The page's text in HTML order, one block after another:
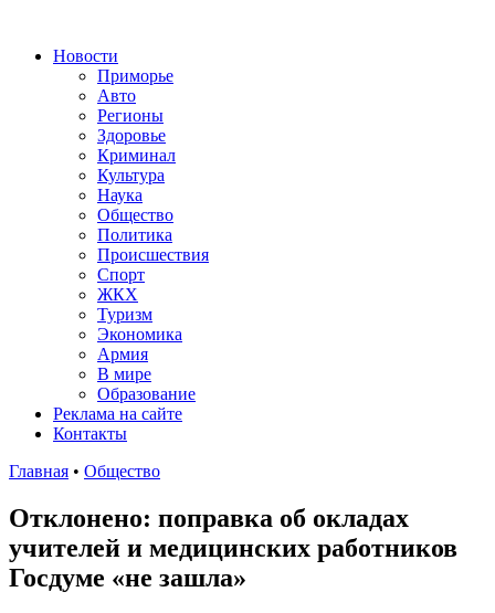
Новости
Приморье
Авто
Регионы
Здоровье
Криминал
Культура
Наука
Общество
Политика
Происшествия
Спорт
ЖКХ
Туризм
Экономика
Армия
В мире
Образование
Реклама на сайте
Контакты
Главная • Общество
Отклонено: поправка об окладах
учителей и медицинских работников
Госдуме «не зашла»